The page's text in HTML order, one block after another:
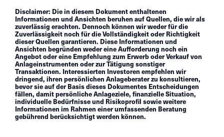
Disclaimer: Die in diesem Dokument enthaltenen
Informationen und Ansichten beruhen auf Quellen, die wir als
zuverlässig erachten. Dennoch können wir weder für die
Zuverlässigkeit noch für die Vollständigkeit oder Richtigkeit
dieser Quellen garantieren. Diese Informationen und
Ansichten begründen weder eine Aufforderung noch ein
Angebot oder eine Empfehlung zum Erwerb oder Verkauf von
Anlageinstrumenten oder zur Tätigung sonstiger
Transaktionen. Interessierten Investoren empfehlen wir
dringend, ihren persönlichen Anlageberater zu konsultieren,
bevor sie auf der Basis dieses Dokumentes Entscheidungen
fällen, damit persönliche Anlageziele, finanzielle Situation,
individuelle Bedürfnisse und Risikoprofil sowie weitere
Informationen im Rahmen einer umfassenden Beratung
gebührend berücksichtigt werden können.